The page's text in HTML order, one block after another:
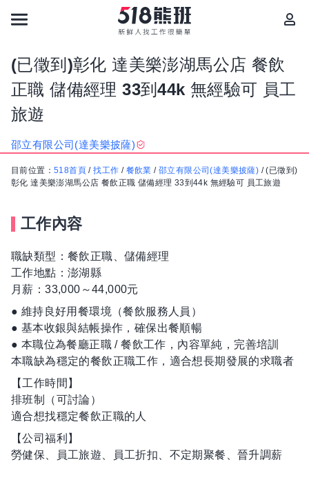
(已徵到)彰化 達美樂澎湖馬公店 餐飲
正職 儲備經理 33到44k 無經驗可 員工
旅遊
邵立有限公司(達美樂披薩)
目前位置： 518首頁 /找工作 / 餐飲業 /邵立有限公司(達美樂披薩) /(已徵到)
彰化 達美樂澎湖馬公店 餐飲正職 儲備經理 33到44k 無經驗可 員工旅遊
工作內容
職缺類型：餐飲正職、儲備經理
工作地點：澎湖縣
月薪：33,000～44,000元
● 維持良好用餐環境（餐飲服務人員）
● 基本收銀與結帳操作，確保出餐順暢
● 本職位為餐廳正職 / 餐飲工作，內容單純，完善培訓
本職缺為穩定的餐飲正職工作，適合想長期發展的求職者
【工作時間】
排班制（可討論）
適合想找穩定餐飲正職的人
【公司福利】
勞健保、員工旅遊、員工折扣、不定期聚餐、晉升調薪